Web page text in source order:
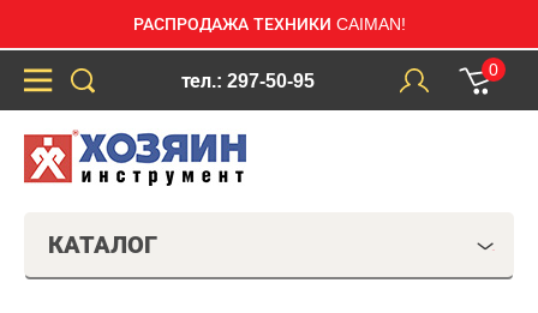
РАСПРОДАЖА ТЕХНИКИ CAIMAN!
тел.: 297-50-95
0
КАТАЛОГ